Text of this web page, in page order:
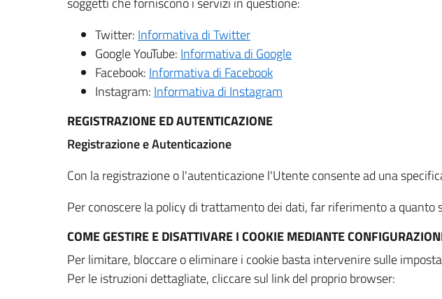
Twitter: Informativa di Twitter
Google YouTube: Informativa di Google
Facebook: Informativa di Facebook
Instagram: Informativa di Instagram
REGISTRAZIONE ED AUTENTICAZIONE
Registrazione e Autenticazione
Con la registrazione o l'autenticazione l'Utente consente ad una
Per conoscere la policy di trattamento dei dati, far riferimento a
COME GESTIRE E DISATTIVARE I COOKIE MEDIANTE
Per limitare, bloccare o eliminare i cookie basta intervenire sulle
Per le istruzioni dettagliate, cliccare sul link del proprio browser: